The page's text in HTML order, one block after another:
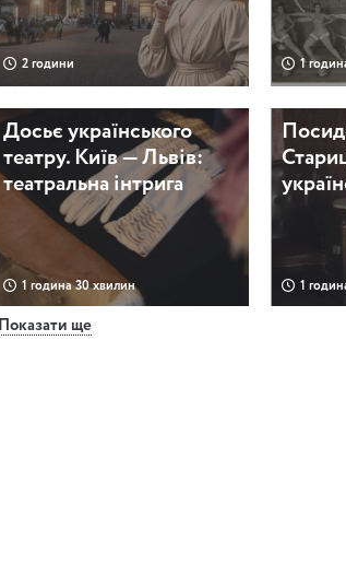
2 години 1
Досьє українського
театру. Київ — Львів:
театральна інтрига
1 година 30 хвилин 1
Показати ще